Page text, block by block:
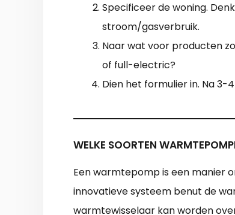
Specificeer de woning.
stroom/gasverbruik.
Naar wat voor producten
of full-electric?
Dien het formulier in. Na
WELKE SOORTEN
Een warmtepomp is een manier
innovatieve systeem benut de
warmtewisselaar kan worden